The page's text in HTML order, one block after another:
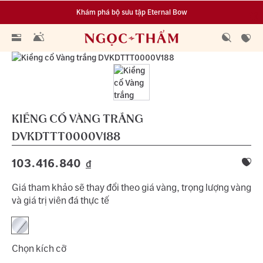
Khám phá bộ sưu tập Eternal Bow
Đa dạng lựa chọn tích luỹ từ 0.1 chỉ vàng 999.9
KIỀNG CỔ VÀNG TRẮNG
DVKDTTT0000V188
103.416.840 đ
Giá tham khảo sẽ thay đổi theo giá vàng, trọng lượng vàng
và giá trị viên đá thực tế
Chọn kích cỡ